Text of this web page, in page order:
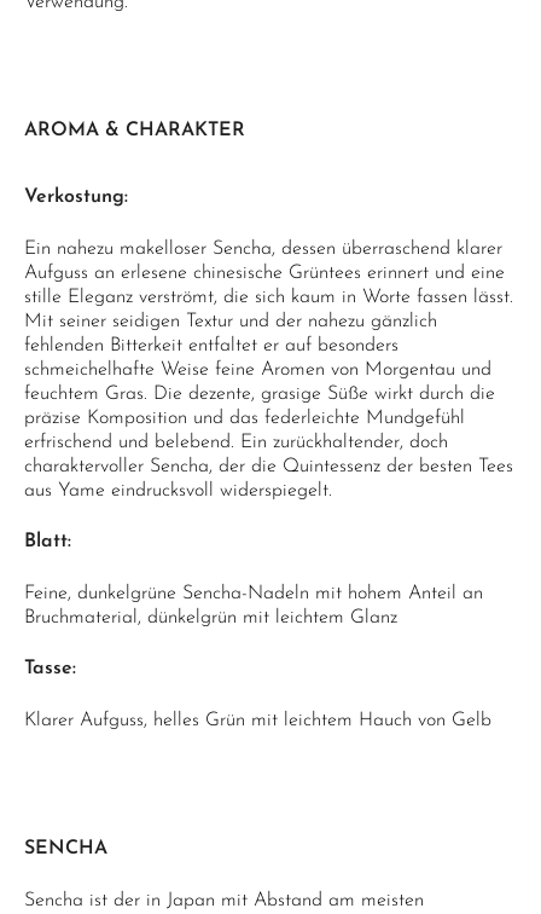
AROMA & CHARAKTER
Verkostung:
Ein nahezu makelloser Sencha, dessen überraschend klarer
Aufguss an erlesene chinesische Grüntees erinnert und eine
stille Eleganz verströmt, die sich kaum in Worte fassen lässt.
Mit seiner seidigen Textur und der nahezu gänzlich
fehlenden Bitterkeit entfaltet er auf besonders
schmeichelhafte Weise feine Aromen von Morgentau und
feuchtem Gras. Die dezente, grasige Süße wirkt durch die
präzise Komposition und das federleichte Mundgefühl
erfrischend und belebend. Ein zurückhaltender, doch
charaktervoller Sencha, der die Quintessenz der besten Tees
aus Yame eindrucksvoll widerspiegelt.
Blatt:
Feine, dunkelgrüne Sencha-Nadeln mit hohem Anteil an
Bruchmaterial, dünkelgrün mit leichtem Glanz
Tasse:
Klarer Aufguss, helles Grün mit leichtem Hauch von Gelb
SENCHA
Sencha ist der in Japan mit Abstand am meisten